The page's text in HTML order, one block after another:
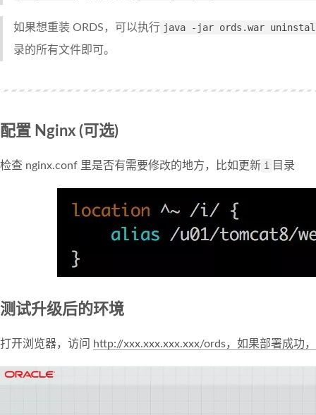
如果想重装 ORDS，可以执行 java -jar ords.war
录的所有文件即可。
配置 Nginx (可选)
检查 nginx.conf 里是否有需要修改的地方，比如更新 i 目录
测试升级后的环境
打开浏览器，访问 http://xxx.xxx.xxx.xxx/ords，如果部署成功